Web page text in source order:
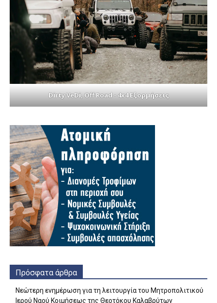
Dirty VeDi, Off Road - 4x4 Εξορμήσεις
Πρόσφατα άρθρα
Νεώτερη ενημέρωση για τη λειτουργία του Μητροπολιτικού
Ιερού Ναού Κοιμήσεως της Θεοτόκου Καλαβρύτων